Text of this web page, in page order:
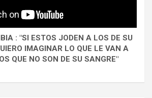
: "SI ESTOS JODEN A LOS DE SU
IMAGINAR LO QUE LE VAN A
QUE NO SON DE SU SANGRE"